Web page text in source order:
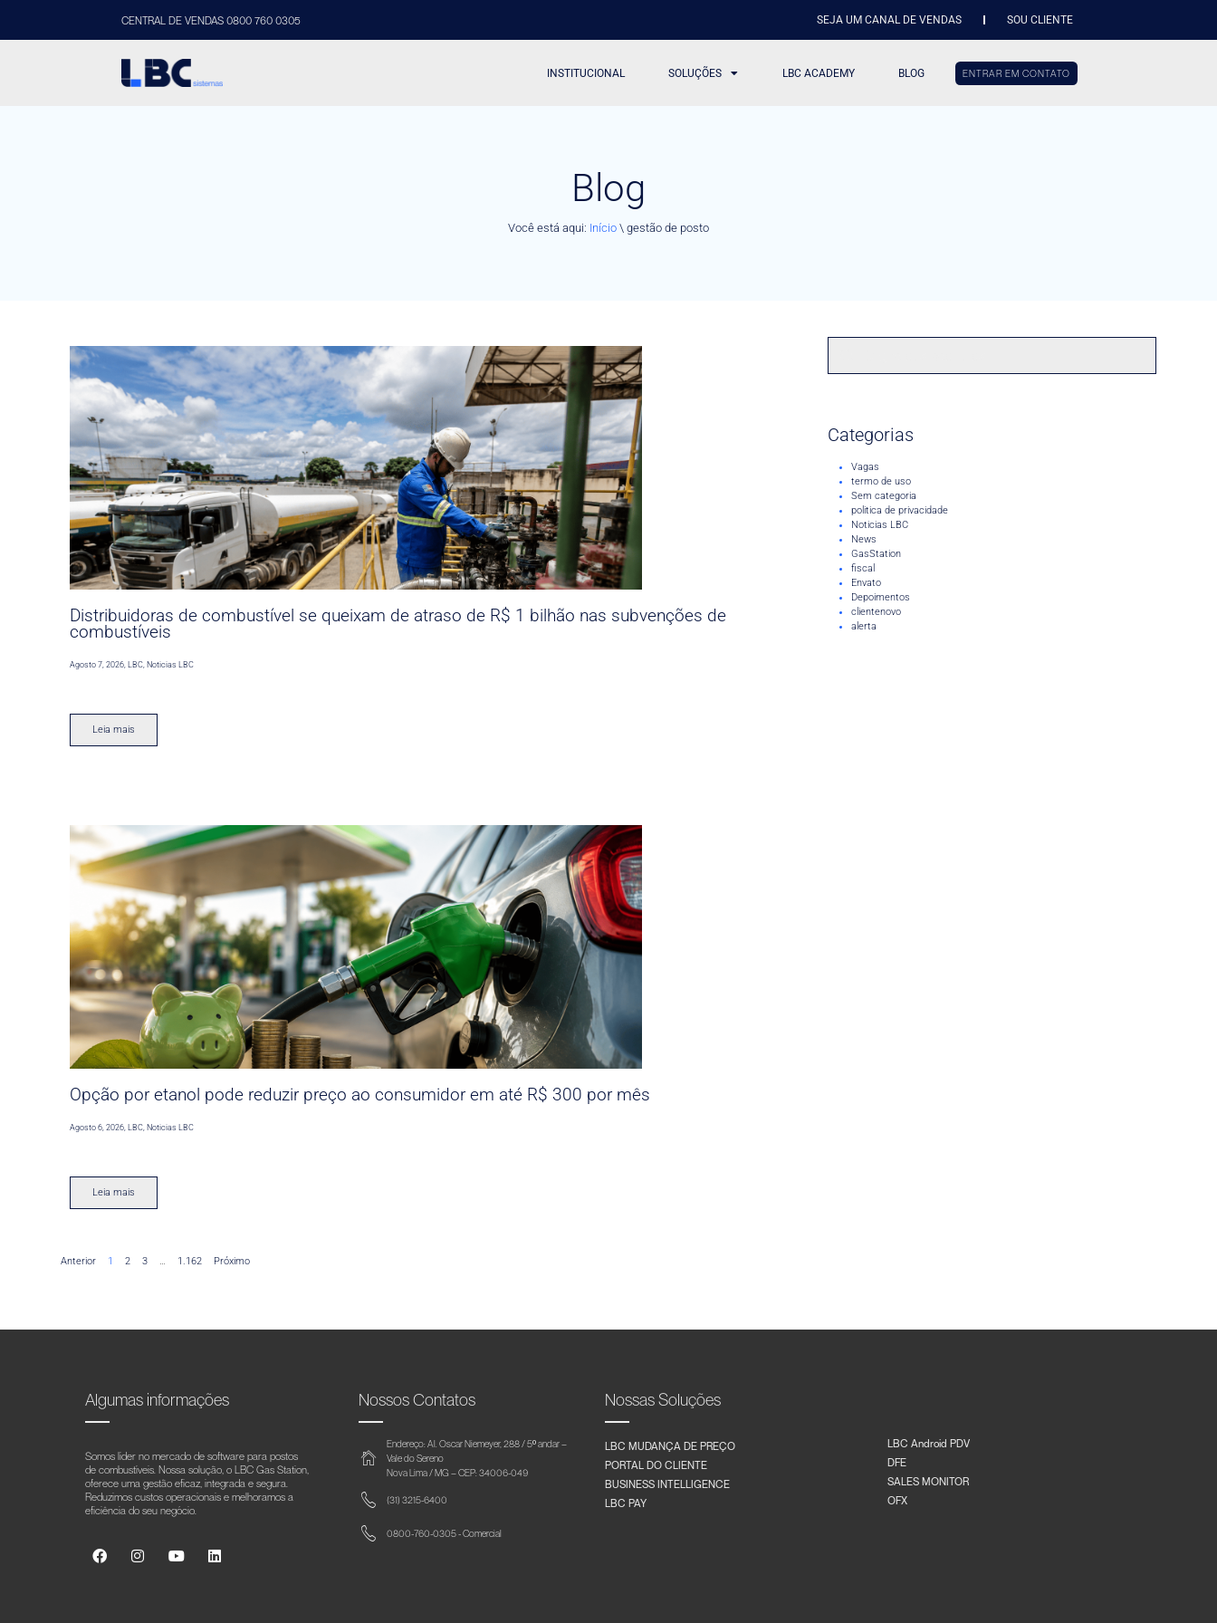
CENTRAL DE VENDAS 0800 760 0305 SEJA UM CANAL DE VENDAS SOU CLIENTE
INSTITUCIONAL SOLUÇÕES LBC ACADEMY BLOG ENTRAR EM CONTATO
Blog
Você está aqui: Início \ gestão de posto
Distribuidoras de combustível se queixam de atraso de R$ 1 bilhão nas subvenções de
combustíveis
Agosto 7, 2026,LBC,Noticias LBC
Leia mais
Opção por etanol pode reduzir preço ao consumidor em até R$ 300 por mês
Agosto 6, 2026 ,LBC Noticias LBC
Leia mais
Anterior 1 2 3 … 1.162 Próximo
Categorias
Vagas
termo de uso
Sem categoria
politica de privacidade
Noticias LBC
News
GasStation
fiscal
Envato
Depoimentos
clientenovo
alerta
Algumas informações
Somos líder no mercado de software para postos
de combustíveis. Nossa solução, o LBC Gas Station,
oferece uma gestão eficaz, integrada e segura.
Reduzimos custos operacionais e melhoramos a
eficiência do seu negócio.
Nossos Contatos
Endereço: Al. Oscar Niemeyer, 288 / 5º andar –
Vale do Sereno
Nova Lima / MG – CEP: 34006-049
(31) 3215-6400
0800-760-0305 - Comercial
Nossas Soluções
LBC MUDANÇA DE PREÇO
PORTAL DO CLIENTE
BUSINESS INTELLIGENCE
LBC PAY
LBC Android PDV
DFE
SALES MONITOR
OFX